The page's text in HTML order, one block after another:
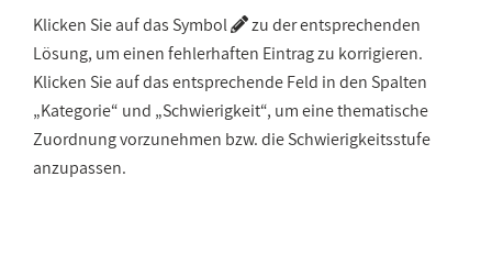
Klicken Sie auf das Symbol
zu der entsprechenden
Lösung, um einen fehlerhaften Eintrag zu korrigieren.
Klicken Sie auf das entsprechende Feld in den Spalten
„Kategorie“ und „Schwierigkeit“, um eine thematische
Zuordnung vorzunehmen bzw. die Schwierigkeitsstufe
anzupassen.